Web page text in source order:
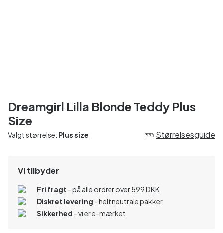
Dreamgirl Lilla Blonde Teddy Plus
Size
Valgt størrelse: Plus size Størrelsesguide
Vi tilbyder
Fri fragt - på alle ordrer over 599 DKK
Diskret levering - helt neutrale pakker
Sikkerhed - vi er e-mærket